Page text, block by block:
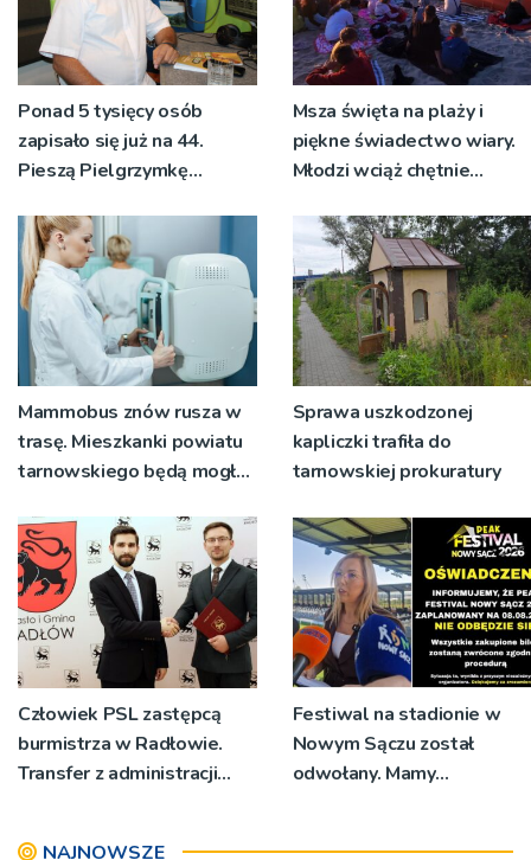
Ponad 5 tysięcy osób
zapisało się już na 44.
Pieszą Pielgrzymkę
Msza święta na plaży i
piękne świadectwo wiary.
Młodzi wciąż chętnie
Mammobus znów rusza w
trasę. Mieszkanki powiatu
tarnowskiego będą mogły
badania
Sprawa uszkodzonej
kapliczki trafiła do
tarnowskiej prokuratury
Człowiek PSL zastępcą
burmistrza w Radłowie.
Transfer z administracji
Festiwal na stadionie w
Nowym Sączu został
odwołany. Mamy
NAJNOWSZE